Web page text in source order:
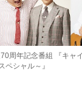
周年記念番組 『キャ
ペシャル～』